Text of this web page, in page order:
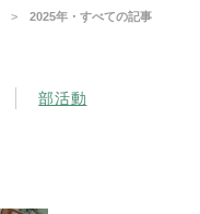
2025年・すべての記事
部活動